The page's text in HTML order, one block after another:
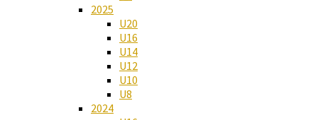
2025
U20
U16
U14
U12
U10
U8
2024